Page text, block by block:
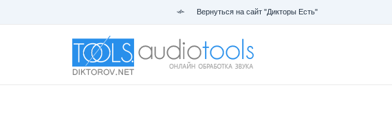
Вернуться на сайт "Дикторы Есть"